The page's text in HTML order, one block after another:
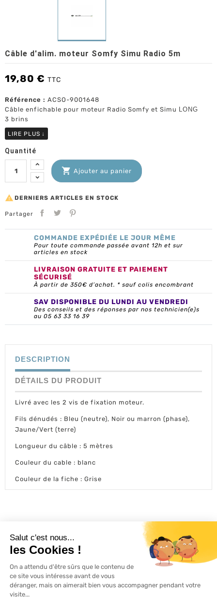
Câble d'alim. moteur Somfy Simu Radio 5m
19,80 € TTC
Référence : ACSO-9001648
Câble enfichable pour moteur Radio Somfy et Simu LONG
​3 brins
LIRE PLUS ↓
Quantité
 Ajouter au panier
 DERNIERS ARTICLES EN STOCK
Partager
COMMANDE EXPÉDIÉE LE JOUR MÊME
Pour toute commande passée avant 12h et sur
articles en stock
LIVRAISON GRATUITE ET PAIEMENT
SÉCURISÉ
À partir de 350€ d’achat. * sauf colis encombrant
SAV DISPONIBLE DU LUNDI AU VENDREDI
Des conseils et des réponses par nos technicien(e)s
au 05 63 33 16 39
DESCRIPTION
DÉTAILS DU PRODUIT
Livré avec les 2 vis de fixation moteur.
Fils dénudés : Bleu (neutre), Noir ou marron (phase),
Jaune/Vert (terre)
Longueur du câble : 5 mètres
Couleur du cable : blanc
Couleur de la fiche : Grise
L'ACTU 100% VOLET ROULANT

SERVICES
INFORMATIONS